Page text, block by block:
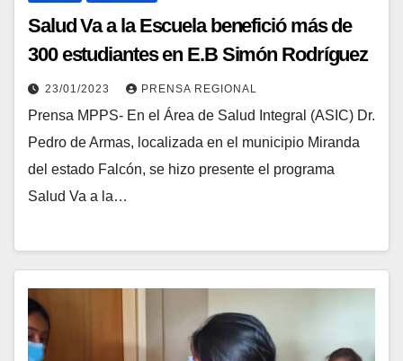
Salud Va a la Escuela benefició más de
300 estudiantes en E.B Simón Rodríguez
23/01/2023 PRENSA REGIONAL
Prensa MPPS- En el Área de Salud Integral (ASIC) Dr.
Pedro de Armas, localizada en el municipio Miranda
del estado Falcón, se hizo presente el programa
Salud Va a la…